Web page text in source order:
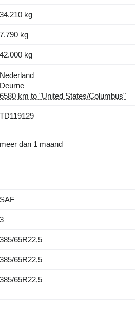
34.210 kg
7.790 kg
42.000 kg
Nederland
Deurne
6580 km to "United States/Columbus"
TD119129
meer dan 1 maand
SAF
3
385/65R22,5
385/65R22,5
385/65R22,5